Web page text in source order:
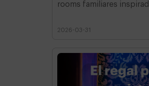
rooms familiares
2026-03-31